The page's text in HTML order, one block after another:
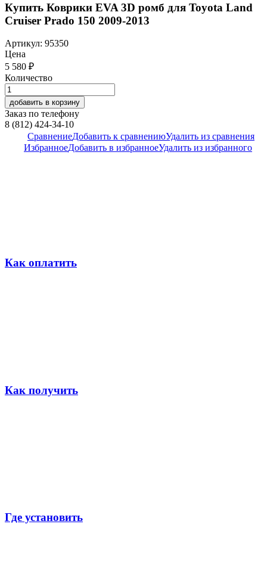
Купить Коврики EVA 3D ромб для Toyota Land
Cruiser Prado 150 2009-2013
Артикул: 95350
Цена
5 580 ₽
Количество
добавить в корзину
Заказ по телефону
8 (812) 424-34-10
СравнениеДобавить к сравнениюУдалить из сравнения
ИзбранноеДобавить в избранноеУдалить из избранного
Как оплатить
Как получить
Где установить